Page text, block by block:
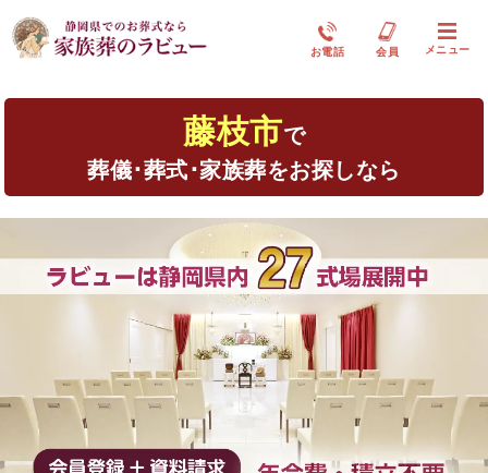
お電話 会員 メニュー
藤枝市で
葬儀･葬式･家族葬をお探しなら